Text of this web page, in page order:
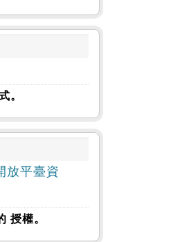
。
放平臺資
授權。